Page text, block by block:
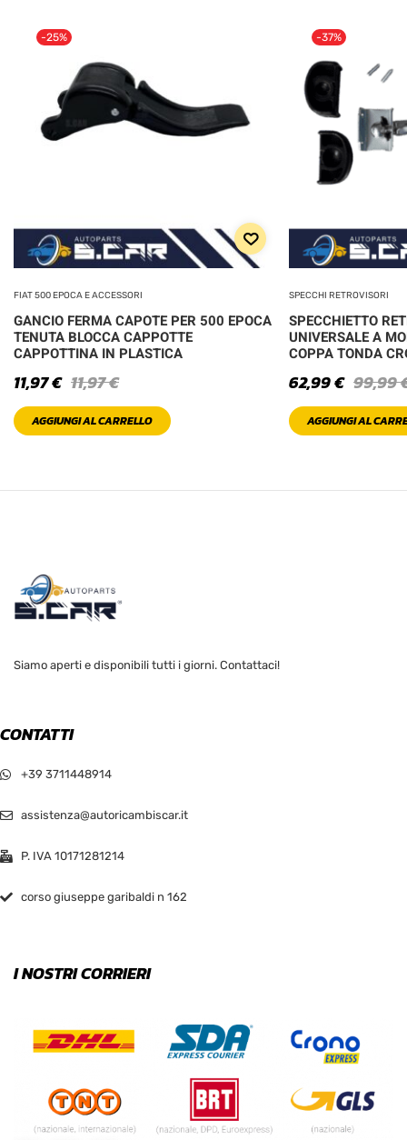
-25%
FIAT 500 EPOCA E ACCESSORI
GANCIO FERMA CAPOTE PER 500 EPOCA
TENUTA BLOCCA CAPPOTTE
CAPPOTTINA IN PLASTICA
11,97€
11,97€
AGGIUNGI AL CARRELLO
-37%
SPECCHI RETROVISORI
SPECCHIETTO
UNIVERSALE A
COPPA TONDA
99,99
62,99€
AGGIUNGI AL
Siamo aperti e disponibili tutti i giorni. Contattaci!
CONTATTI
+39 3711448914
assistenza@autoricambiscar.it
P. IVA 10171281214
corso giuseppe garibaldi n 162
I NOSTRI CORRIERI